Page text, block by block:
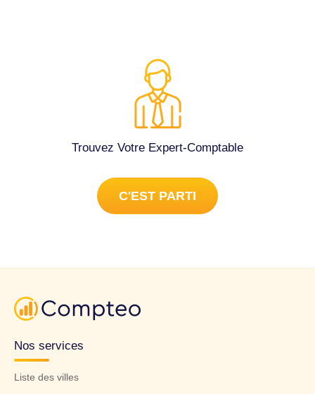
Trouvez Votre Expert-Comptable
C'EST PARTI
Nos services
Liste des villes